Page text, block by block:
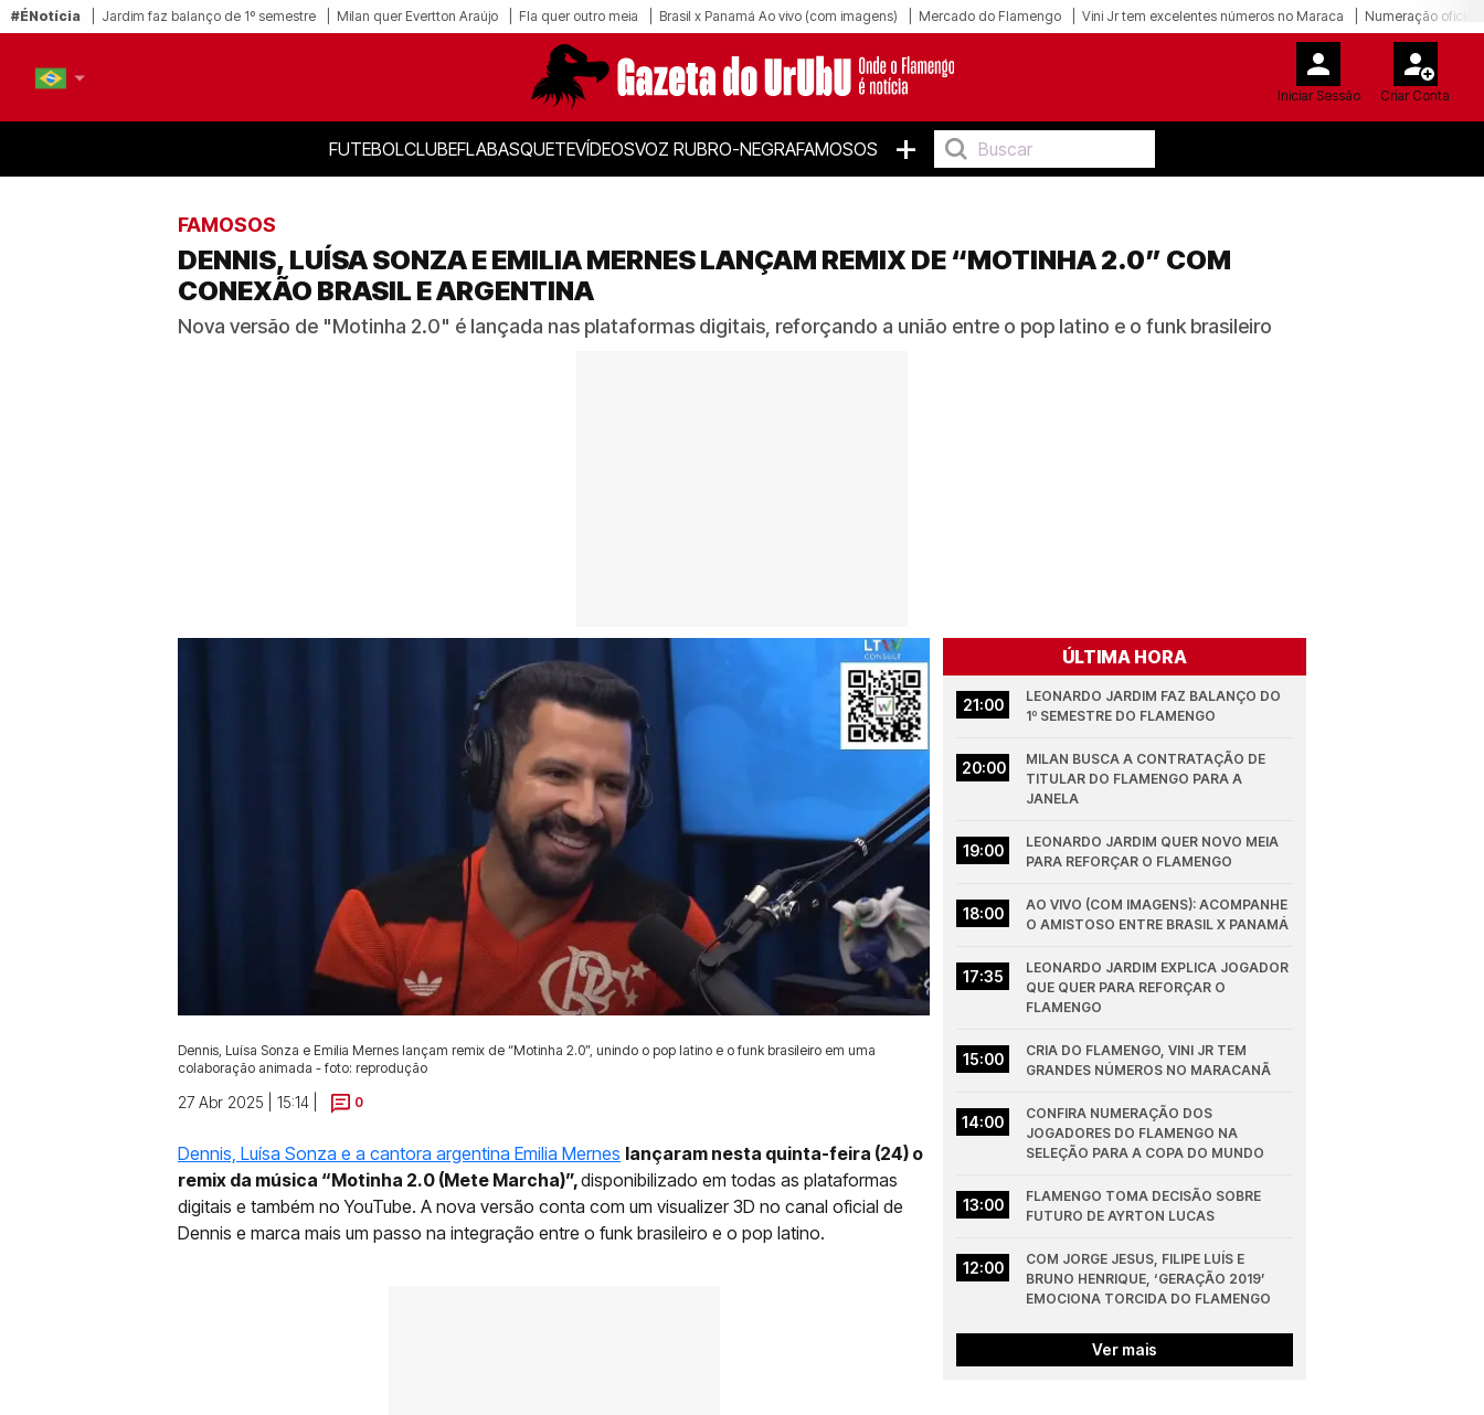
#ÉNotícia Jardim faz balanço de 1º semestre Milan quer Evertton Araújo Fla quer outro meia Brasil x Panamá Ao vivo (com imagens) Mercado do Flamengo Vini Jr tem excelentes números no Maraca Numeração oficial
Iniciar Sessão Criar Conta
FUTEBOLCLUBEFLABASQUETEVÍDEOSVOZ RUBRO-NEGRAFAMOSOS +
FAMOSOS
DENNIS, LUÍSA SONZA E EMILIA MERNES LANÇAM REMIX DE “MOTINHA 2.0” COM
CONEXÃO BRASIL E ARGENTINA
Nova versão de "Motinha 2.0" é lançada nas plataformas digitais, reforçando a união entre o pop latino e o funk brasileiro
Dennis, Luísa Sonza e Emilia Mernes lançam remix de “Motinha 2.0”, unindo o pop latino e o funk brasileiro em uma
colaboração animada - foto: reprodução
27 Abr 2025 | 15:14 | 0
Dennis, Luísa Sonza e a cantora argentina Emilia Mernes lançaram nesta quinta-feira (24) o
remix da música “Motinha 2.0 (Mete Marcha)”,disponibilizado em todas as plataformas
digitais e também no YouTube. A nova versão conta com um visualizer 3D no canal oficial de
Dennis e marca mais um passo na integração entre o funk brasileiro e o pop latino.
ÚLTIMA HORA
21:00
LEONARDO JARDIM FAZ BALANÇO DO
1º SEMESTRE DO FLAMENGO
20:00
MILAN BUSCA A CONTRATAÇÃO DE
TITULAR DO FLAMENGO PARA A
JANELA
19:00
LEONARDO JARDIM QUER NOVO MEIA
PARA REFORÇAR O FLAMENGO
18:00
AO VIVO (COM IMAGENS): ACOMPANHE
O AMISTOSO ENTRE BRASIL X PANAMÁ
17:35
LEONARDO JARDIM EXPLICA JOGADOR
QUE QUER PARA REFORÇAR O
FLAMENGO
15:00
CRIA DO FLAMENGO, VINI JR TEM
GRANDES NÚMEROS NO MARACANÃ
14:00
CONFIRA NUMERAÇÃO DOS
JOGADORES DO FLAMENGO NA
SELEÇÃO PARA A COPA DO MUNDO
13:00
FLAMENGO TOMA DECISÃO SOBRE
FUTURO DE AYRTON LUCAS
12:00
COM JORGE JESUS, FILIPE LUÍS E
BRUNO HENRIQUE, ‘GERAÇÃO 2019’
EMOCIONA TORCIDA DO FLAMENGO
Ver mais